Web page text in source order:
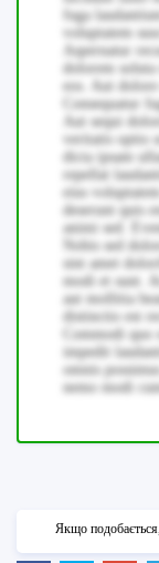
fuga
voluptatem
Aspernatur
dolorem
eos. Aut
Consequatur
Aut sequi
veritatis optio
dicta ipsam
repellat
eius
deserunt quis
animi sed.
Nobis sed
sint amet
modi et sunt.
aut mollitia
distinctio est
Commodi
impedit
omnis
nemo modi
Якщо